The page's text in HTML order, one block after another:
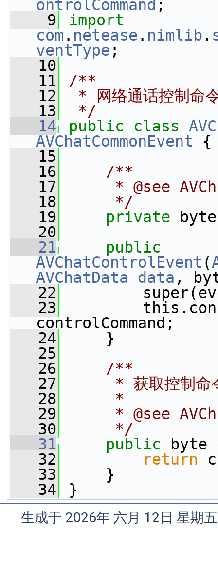
ontrolCommand ;
    9
import
com . netease . nimlib .
ventType ;
   10
   11
/**
   12
* 网络通话控制命
   13
*/
   14
public class
AVChatCommonEvent {
   15
   16
    /**
   17
* @see
   18
     */
   19
private byte
   20
   21
public
AVChatControlEvent (
AVChatData
data ,
   22
   23
controlCommand;
   24
}
   25
   26
    /**
   27
* 获取控制命
   28
     *
   29
* @see
   30
     */
   31
public byte
   32
return
   33
}
   34
}
生成于 2026年 六月 12日 星期